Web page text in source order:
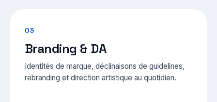
03
Branding & DA
Identités de marque, déclinaisons de guidelines,
rebranding et direction artistique au quotidien.